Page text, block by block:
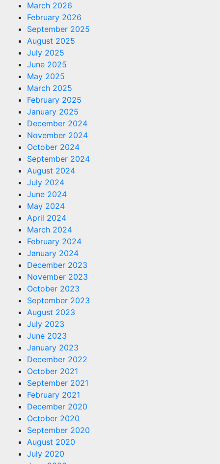
March 2026
February 2026
September 2025
August 2025
July 2025
June 2025
May 2025
March 2025
February 2025
January 2025
December 2024
November 2024
October 2024
September 2024
August 2024
July 2024
June 2024
May 2024
April 2024
March 2024
February 2024
January 2024
December 2023
November 2023
October 2023
September 2023
August 2023
July 2023
June 2023
January 2023
December 2022
October 2021
September 2021
February 2021
December 2020
October 2020
September 2020
August 2020
July 2020